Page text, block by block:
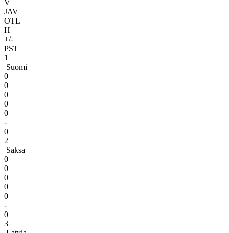
V
JAV
OTL
H
+/-
PST
1
Suomi
0
0
0
0
0
-
0
2
Saksa
0
0
0
0
0
-
0
3